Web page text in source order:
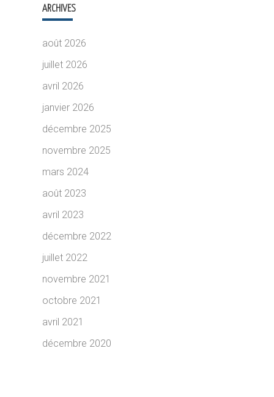
ARCHIVES
août 2026
juillet 2026
avril 2026
janvier 2026
décembre 2025
novembre 2025
mars 2024
août 2023
avril 2023
décembre 2022
juillet 2022
novembre 2021
octobre 2021
avril 2021
décembre 2020